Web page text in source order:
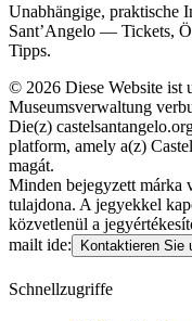
Unabhängige, praktische
Sant’Angelo — Tickets,
Tipps.
© 2026 Diese Website ist
Museumsverwaltung
Die(z)
platform, amely a(z)
magát.
Minden bejegyzett márka
tulajdona. A jegyekkel
közvetlenül a
mailt ide:
Kontaktieren Sie
Schnellzugriffe